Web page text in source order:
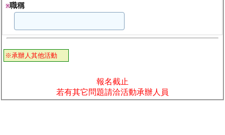
※職稱
※承辦人其他活動
報名截止
若有其它問題請洽活動承辦人員